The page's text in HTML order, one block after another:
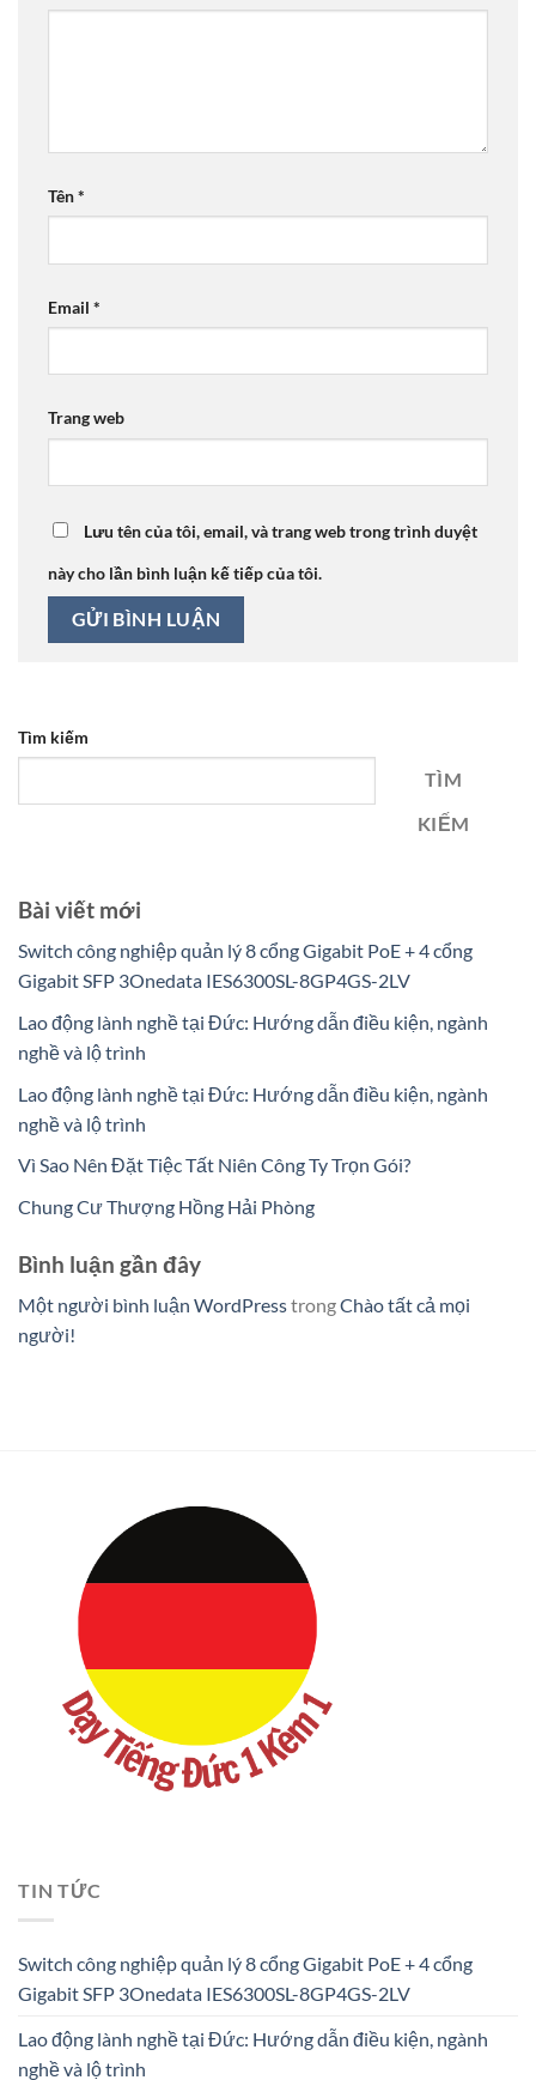
Tên*
Email *
Trang web
Lưu tên của tôi, email, và trang web trong trình duyệt
này cho lần bình luận kế tiếp của tôi.
Tìm kiếm
TÌM
KIẾM
Bài viết mới
Switch công nghiệp quản lý 8 cổng Gigabit PoE + 4 cổng
Gigabit SFP 3Onedata IES6300SL-8GP4GS-2LV
Lao động lành nghề tại Đức: Hướng dẫn điều kiện, ngành
nghề và lộ trình
Lao động lành nghề tại Đức: Hướng dẫn điều kiện, ngành
nghề và lộ trình
Vì Sao Nên Đặt Tiệc Tất Niên Công Ty Trọn Gói?
Chung Cư Thượng Hồng Hải Phòng
Bình luận gần đây
Một người bình luận WordPresstrongChào tất cả mọi
người!
TIN TỨC
Switch công nghiệp quản lý 8 cổng Gigabit PoE + 4 cổng
Gigabit SFP 3Onedata IES6300SL-8GP4GS-2LV
Lao động lành nghề tại Đức: Hướng dẫn điều kiện, ngành
nghề và lộ trình